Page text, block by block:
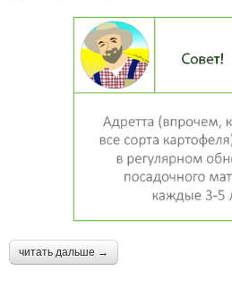
читать дальше →